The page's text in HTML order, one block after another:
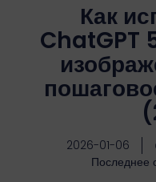
Как
ChatGPT
2026-01-06
Последнее